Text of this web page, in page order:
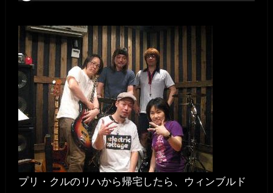
プリ・クルのリハから帰宅したら、ウィンブルド